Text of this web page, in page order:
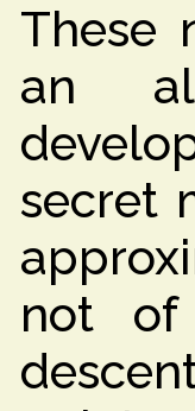
These
an
secret
not of